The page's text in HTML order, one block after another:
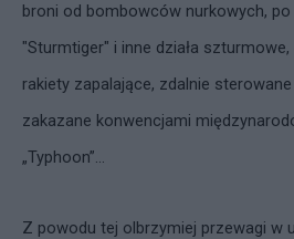
broni od bombowców nurkowych,
"Sturmtiger" i inne działa
rakiety zapalające, zdalnie sterowane
zakazane konwencjami
„Typhoon”...
Z powodu tej olbrzymiej przewagi w